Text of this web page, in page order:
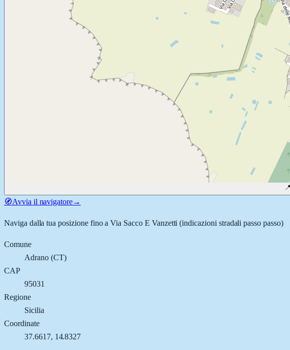
📍
🧭Avvia il navigatore→
Naviga dalla tua posizione fino aVia Sacco E Vanzetti (indicazioni stradali passo passo)
Comune
Adrano(CT)
CAP
95031
Regione
Sicilia
Coordinate
37.6617, 14.8327